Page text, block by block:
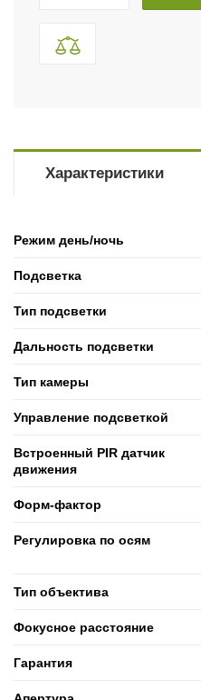
Характеристики
Режим день/ночь
Подсветка
Тип подсветки
Дальность подсветки
Тип камеры
Управление подсветкой
Встроенный PIR датчик
движения
Форм-фактор
Регулировка по осям
Тип объектива
Фокусное расстояние
Гарантия